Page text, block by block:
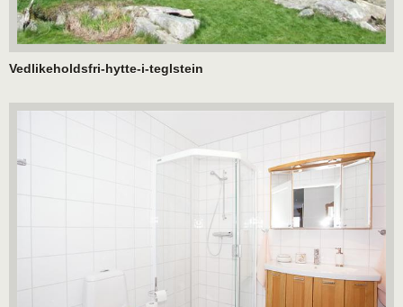
Vedlikeholdsfri-hytte-i-teglstein